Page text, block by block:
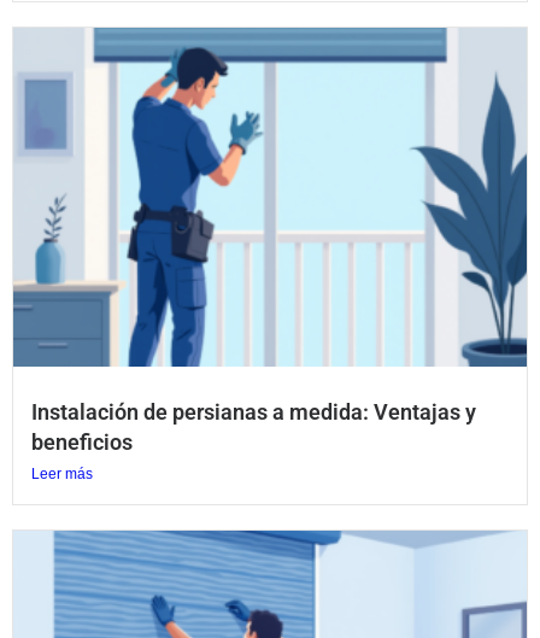
Instalación de persianas a medida: Ventajas y
beneficios
Leer más